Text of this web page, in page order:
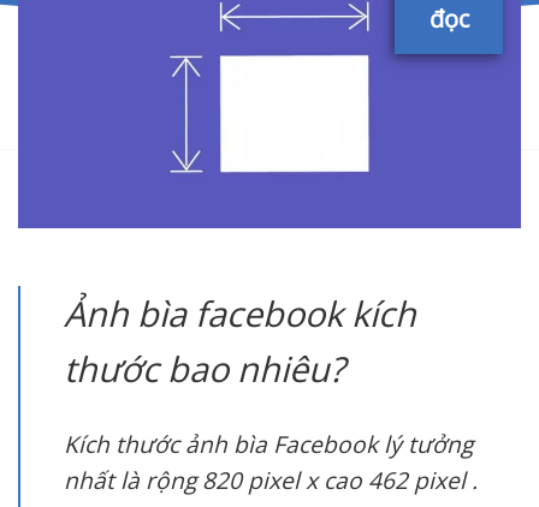
đọc
Ảnh bìa facebook kích
thước bao nhiêu?
Kích thước ảnh bìa Facebook lý tưởng
nhất là rộng 820 pixel x cao 462 pixel .